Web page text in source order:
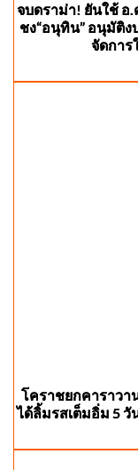
จบดราม่า! ยันใช้ อ
ชง“อนุทิน” อนุมัติ
จัดการ
โคราชยกคาราว
ได้ลิ้มรสเต็มอิ่ม 5 วั